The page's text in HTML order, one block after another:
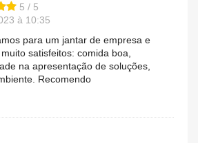
5 / 5
à 10:35
para um jantar de empresa e
satisfeitos: comida boa,
na apresentação de soluções,
Recomendo